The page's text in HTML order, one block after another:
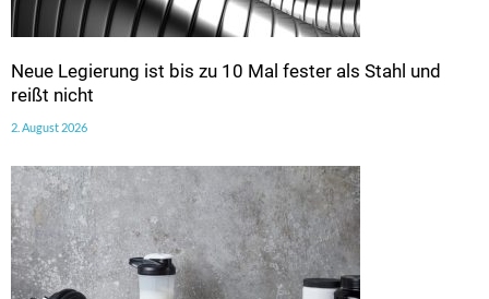
Neue Legierung ist bis zu 10 Mal fester als Stahl und
reißt nicht
2. August 2026